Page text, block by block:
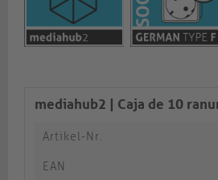
mediahub2 | Caja de 10
Artikel-Nr.
EAN